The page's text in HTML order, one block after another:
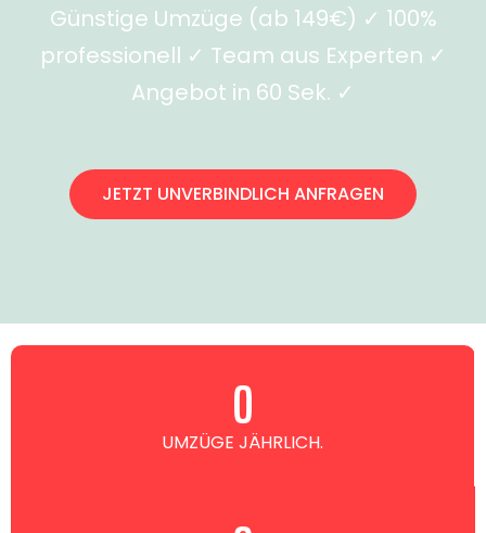
Günstige Umzüge (ab 149€) ✓ 100%
professionell ✓ Team aus Experten ✓
Angebot in 60 Sek. ✓
JETZT UNVERBINDLICH ANFRAGEN
UMZÜGE JÄHRLICH.
0